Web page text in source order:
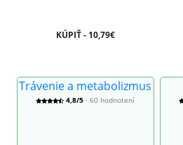
KÚPIŤ - 10,79€
Trávenie a metabolizmus
4,8/5 · 60 hodnotení